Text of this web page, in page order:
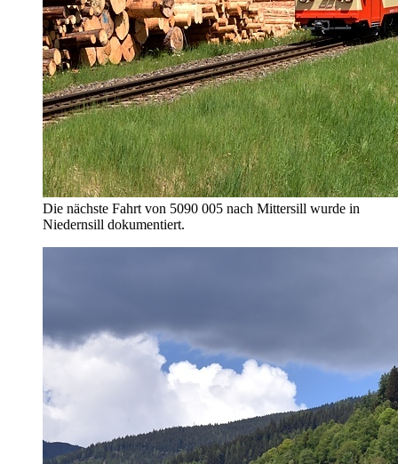
Die nächste Fahrt von 5090 005 nach Mittersill wurde in
Niedernsill dokumentiert.